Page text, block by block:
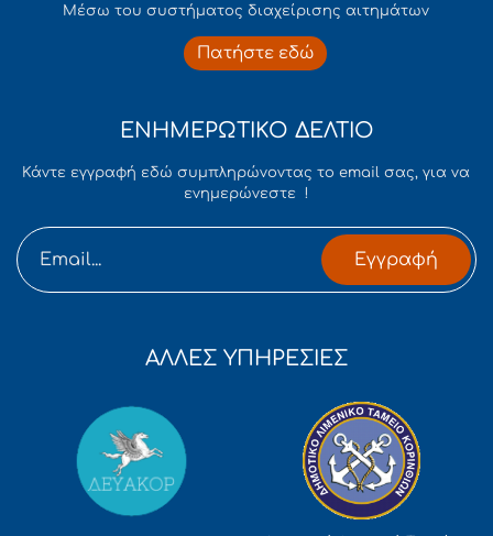
Mέσω του συστήματος διαχείρισης αιτημάτων
Πατήστε εδώ
ΕΝΗΜΕΡΩΤΙΚΟ ΔΕΛΤΙΟ
Κάντε εγγραφή εδώ συμπληρώνοντας το email σας, για να
ενημερώνεστε !
Εγγραφή
ΑΛΛΕΣ ΥΠΗΡΕΣΙΕΣ